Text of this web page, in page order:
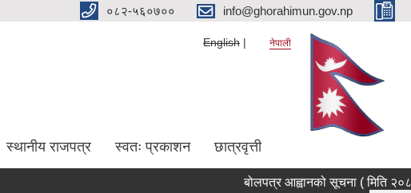
०८२-५६०७०० info@ghorahimun.gov.np
English नेपाली
स्थानीय राजपत्र स्वतः प्रकाशन छात्रवृत्ती
बोलपत्र आह्वानको सूचना ( मिति